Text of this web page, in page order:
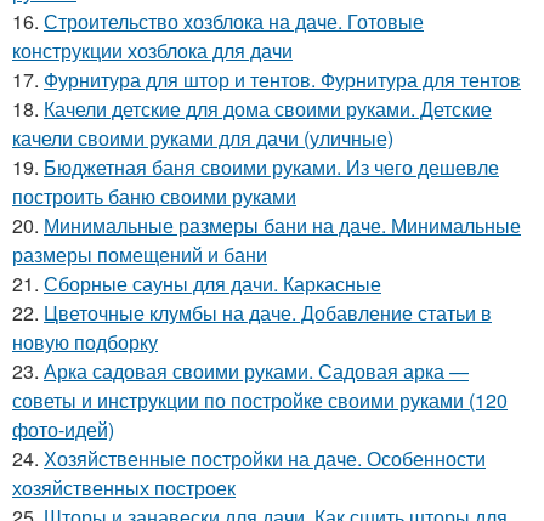
16. Строительство хозблока на даче. Готовые
конструкции хозблока для дачи
17. Фурнитура для штор и тентов. Фурнитура для тентов
18. Качели детские для дома своими руками. Детские
качели своими руками для дачи (уличные)
19. Бюджетная баня своими руками. Из чего дешевле
построить баню своими руками
20. Минимальные размеры бани на даче. Минимальные
размеры помещений и бани
21. Сборные сауны для дачи. Каркасные
22. Цветочные клумбы на даче. Добавление статьи в
новую подборку
23. Арка садовая своими руками. Садовая арка —
советы и инструкции по постройке своими руками (120
фото-идей)
24. Хозяйственные постройки на даче. Особенности
хозяйственных построек